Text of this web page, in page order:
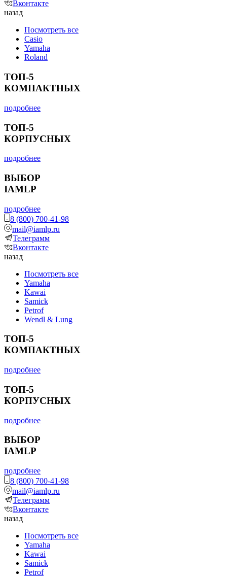
Вконтакте
назад
Посмотреть все
Casio
Yamaha
Roland
ТОП-5
КОМПАКТНЫХ
подробнее
ТОП-5
КОРПУСНЫХ
подробнее
ВЫБОР
IAMLP
подробнее
8 (800) 700-41-98
mail@iamlp.ru
Телеграмм
Вконтакте
назад
Посмотреть все
Yamaha
Kawai
Samick
Petrof
Wendl & Lung
ТОП-5
КОМПАКТНЫХ
подробнее
ТОП-5
КОРПУСНЫХ
подробнее
ВЫБОР
IAMLP
подробнее
8 (800) 700-41-98
mail@iamlp.ru
Телеграмм
Вконтакте
назад
Посмотреть все
Yamaha
Kawai
Samick
Petrof